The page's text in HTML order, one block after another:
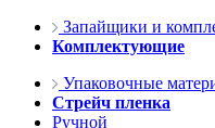
Запайщики и
Комплектующие
Упаковочные
Стрейч пленка
Ручной